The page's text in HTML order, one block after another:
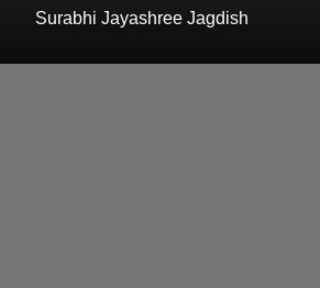
Surabhi Jayashree Jagdish